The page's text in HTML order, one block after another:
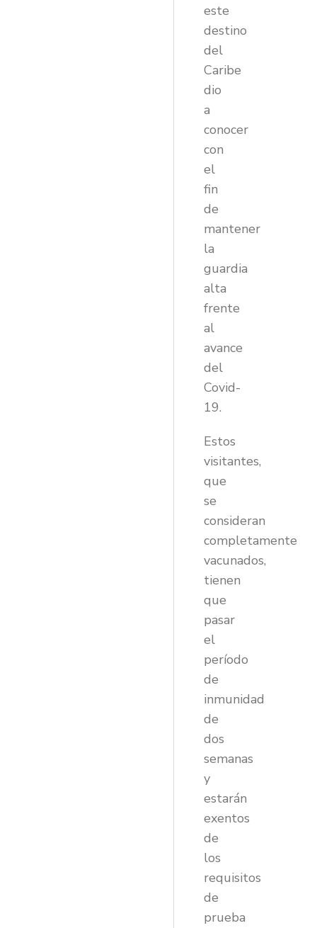
este
destino
del
Caribe
dio
a
conocer
con
el
fin
de
mantener
la
guardia
alta
frente
al
avance
del
Covid-
19.
Estos
visitantes,
que
se
consideran
completamente
vacunados,
tienen
que
pasar
el
período
de
inmunidad
de
dos
semanas
y
estarán
exentos
de
los
requisitos
de
prueba